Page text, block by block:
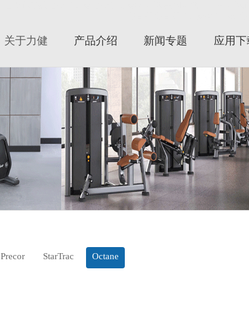
关于力健 产品介绍 新闻专题 应用下
Precor StarTrac Octane